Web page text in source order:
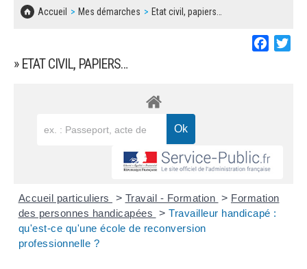
Accueil Mes démarches Etat civil, papiers…
» ETAT CIVIL, PAPIERS…
Accueil particuliers > Travail - Formation > Formation
des personnes handicapées > Travailleur handicapé :
qu'est-ce qu'une école de reconversion
professionnelle ?
CONCERTATIONS PUBLIQUES
SOLIDARITÉ, LOGEMENT
DECHETS
SIGNALEMENTS
BESOIN D'UNE AIDE ?
LES ASSOCIATIONS
MARCHÉS PUBLICS
REGLEMENT LOCAL DE PUBLICITÉ
DECLARATION DE DEMARCHAGE
DOSSIER DE DEMANDE DE SUBVENTION
DEMANDE DE PRÊT DE MATERIEL